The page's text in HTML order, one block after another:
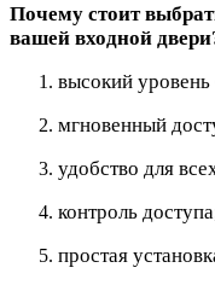
Почему стоит
вашей входной
высокий уровень
мгновенный
удобство для
контроль
простая